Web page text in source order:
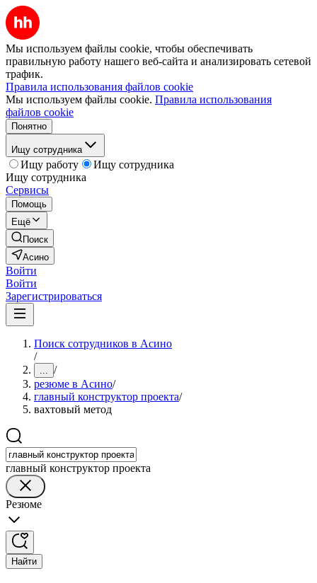
Мы используем файлы cookie, чтобы обеспечивать
правильную работу нашего веб-сайта и анализировать сетевой
трафик.
Правила использования файлов cookie
Мы используем файлы cookie. Правила использования
файлов cookie
Понятно
Ищу сотрудника
Ищу работу
Ищу сотрудника
Ищу сотрудника
Сервисы
Помощь
Ещё
Поиск
Асино
Войти
Войти
Зарегистрироваться
Поиск сотрудников в Асино
/
... /
резюме в Асино/
главный конструктор проекта/
вахтовый метод
главный конструктор проекта
Резюме
Найти